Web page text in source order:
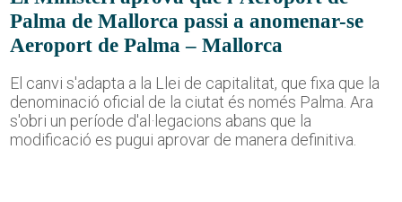
Palma de Mallorca passi a anomenar-se
Aeroport de Palma – Mallorca
El canvi s'adapta a la Llei de capitalitat, que fixa que la
denominació oficial de la ciutat és només Palma. Ara
s'obri un període d'al·legacions abans que la
modificació es pugui aprovar de manera definitiva.